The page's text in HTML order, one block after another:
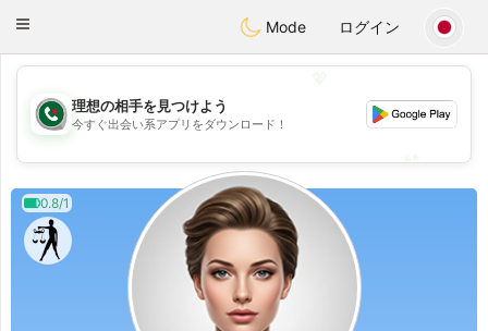
Weshrak
Toggle
Mode ログイン
💖
💕
理想の相手を見つけよう
今すぐ出会い系アプリをダウンロード！
0.8/1